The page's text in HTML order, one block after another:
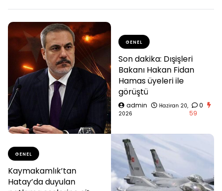
GENEL
Son dakika: Dışişleri
Bakanı Hakan Fidan
Hamas üyeleri ile
görüştü
admin
Haziran 20,
2026
0
59
GENEL
Kaymakamlık’tan
Hatay’da duyulan